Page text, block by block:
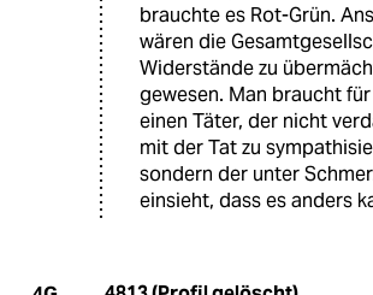
brauchte es Rot-Grün.
wären die
Widerstände zu
gewesen. Man braucht
einen Täter, der nicht
mit der Tat zu
sondern der unter
einsieht, dass es anders